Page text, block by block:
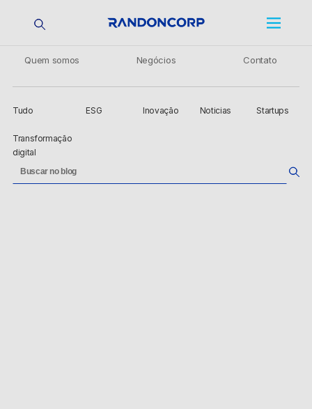
Quem somos Negócios Contato
Tudo ESG Inovação Noticias Startups
Transformação
digital